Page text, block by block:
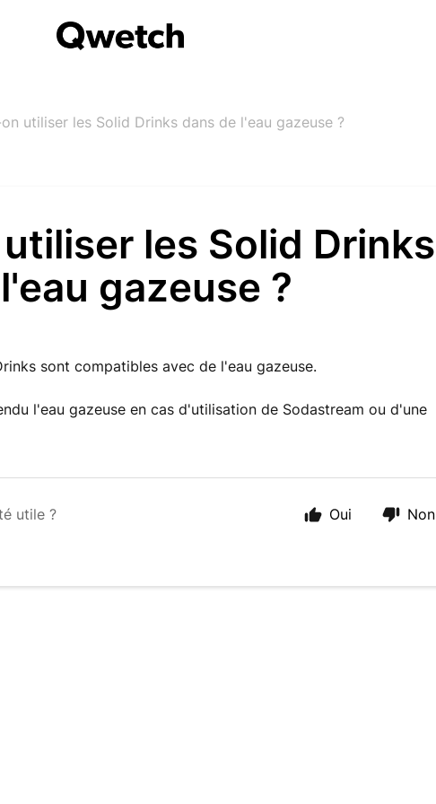
utiliser les Solid Drinks dans de l'eau gazeuse ?
les Solid Drinks
gazeuse ?
sont compatibles avec de l'eau gazeuse.
l'eau gazeuse en cas d'utilisation de Sodastream ou d'une
utile ? Oui Non